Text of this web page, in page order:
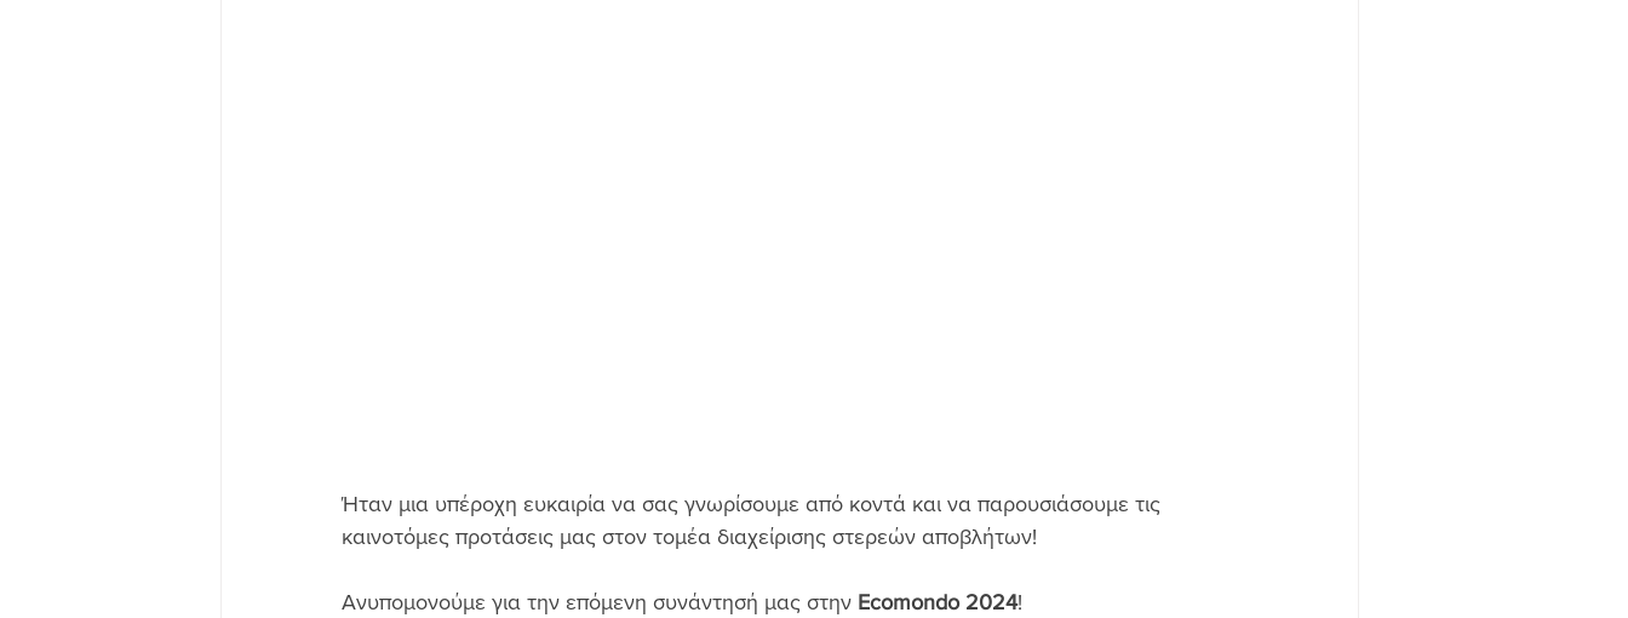
Ήταν μια υπέροχη ευκαιρία να σας γνωρίσουμε από κοντά και να παρουσιάσουμε τις
καινοτόμες προτάσεις μας στον τομέα διαχείρισης στερεών αποβλήτων!
Ανυπομονούμε για την επόμενη συνάντησή μας στην Ecomondo 2024!